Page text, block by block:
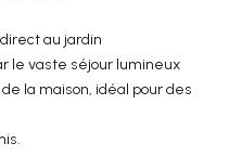
au jardin
le vaste séjour lumineux
la maison, idéal pour des